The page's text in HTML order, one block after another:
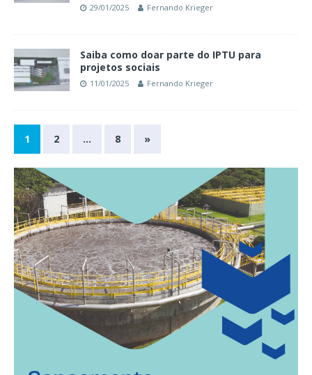
29/01/2025 Fernando Krieger
Saiba como doar parte do IPTU para
projetos sociais
11/01/2025 Fernando Krieger
1 2 … 8 »